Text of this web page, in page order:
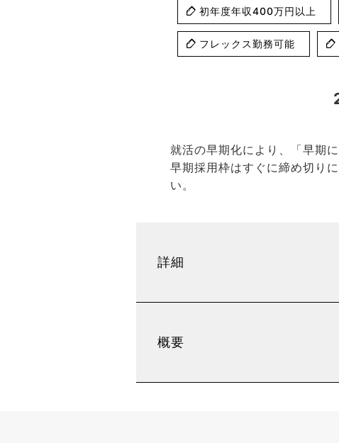
初年度年収400万円以上
フレックス勤務可能
就活の早期化により、「早期
早期採用枠はすぐに締め切り
い。
詳細
概要